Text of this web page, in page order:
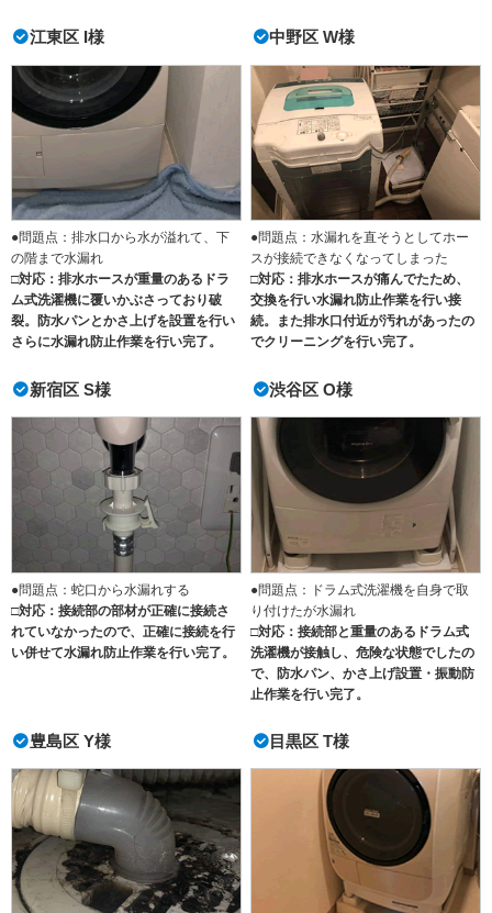
江東区 I様
●問題点：排水口から水が溢れて、下
の階まで水漏れ
□対応：排水ホースが重量のあるドラ
ム式洗濯機に覆いかぶさっており破
裂。防水パンとかさ上げを設置を行い
さらに水漏れ防止作業を行い完了。
中野区 W様
●問題点：水漏れを直そうとしてホー
スが接続できなくなってしまった
□対応：排水ホースが痛んでたため、
交換を行い水漏れ防止作業を行い接
続。また排水口付近が汚れがあったの
でクリーニングを行い完了。
新宿区 S様
●問題点：蛇口から水漏れする
□対応：接続部の部材が正確に接続さ
れていなかったので、正確に接続を行
い併せて水漏れ防止作業を行い完了。
渋谷区 O様
●問題点：ドラム式洗濯機を自身で取
り付けたが水漏れ
□対応：接続部と重量のあるドラム式
洗濯機が接触し、危険な状態でしたの
で、防水パン、かさ上げ設置・振動防
止作業を行い完了。
豊島区 Y様 目黒区 T様